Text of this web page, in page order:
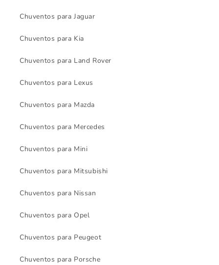
Chuventos para Jaguar
Chuventos para Kia
Chuventos para Land Rover
Chuventos para Lexus
Chuventos para Mazda
Chuventos para Mercedes
Chuventos para Mini
Chuventos para Mitsubishi
Chuventos para Nissan
Chuventos para Opel
Chuventos para Peugeot
Chuventos para Porsche